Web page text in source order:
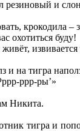
и
крокодила –
охотиться буду!
извивается
и на тигра
ррр-ры’»
Никита.
тигра и